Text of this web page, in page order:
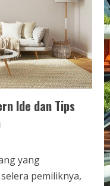
Ide dan Tips
yang
pemiliknya,